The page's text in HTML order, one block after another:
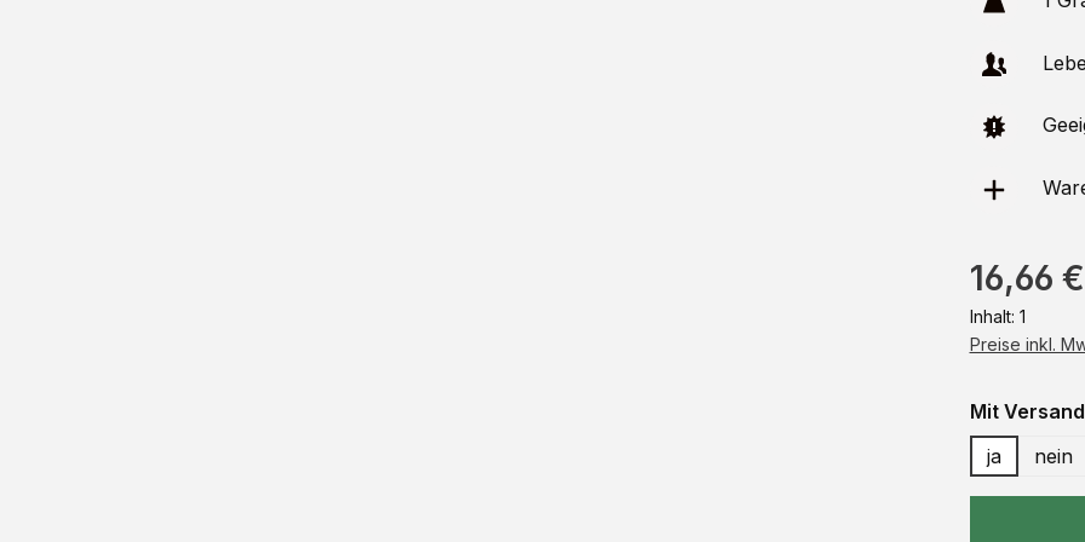
16,66 €
Inhalt: 1
Preise inkl.
Mit Versand
ja
nein